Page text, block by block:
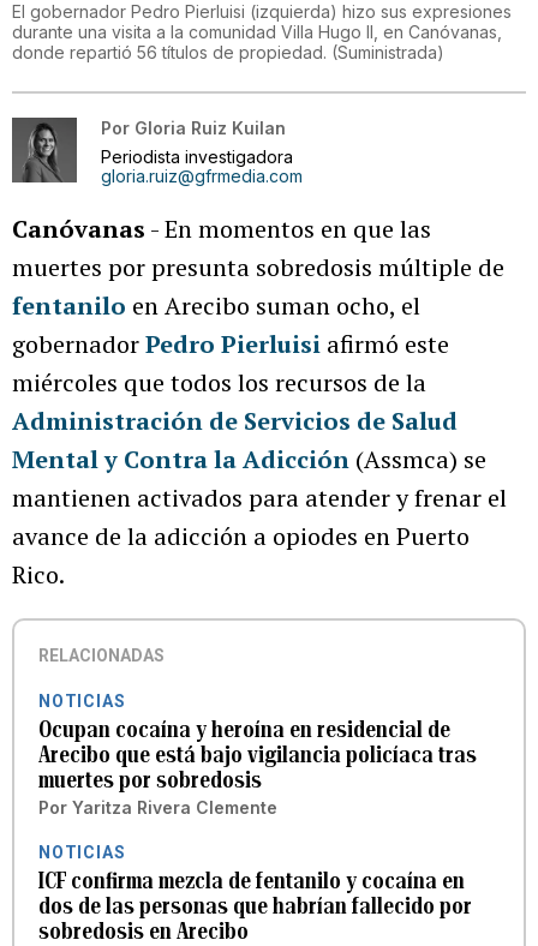
El gobernador Pedro Pierluisi (izquierda) hizo sus expresiones
durante una visita a la comunidad Villa Hugo II, en Canóvanas,
donde repartió 56 títulos de propiedad. (Suministrada)
Por Gloria Ruiz Kuilan
Periodista investigadora
gloria.ruiz@gfrmedia.com
Canóvanas - En momentos en que las
muertes por presunta sobredosis múltiple de
fentanilo en Arecibo suman ocho, el
gobernadorPedro Pierluisi afirmó este
miércoles que todos los recursos de la
Administración de Servicios de Salud
Mental y Contra la Adicción (Assmca) se
mantienen activados para atender y frenar el
avance de la adicción a opiodes en Puerto
Rico.
RELACIONADAS
NOTICIAS
Ocupan cocaína y heroína en residencial de
Arecibo que está bajo vigilancia policíaca tras
muertes por sobredosis
Por Yaritza Rivera Clemente
NOTICIAS
ICF confirma mezcla de fentanilo y cocaína en
dos de las personas que habrían fallecido por
sobredosis en Arecibo